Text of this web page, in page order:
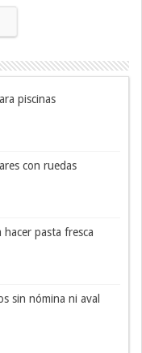
piscinas
con ruedas
hacer pasta fresca
sin nómina ni aval